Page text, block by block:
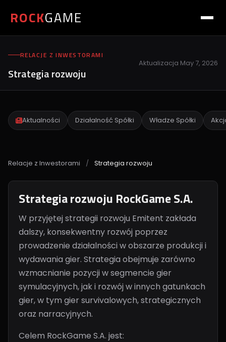
ROCKGAME
RELACJE Z INWESTORAMI
Strategia rozwoju
Aktualizacja May 7, 2026
Aktualności Działalność Spółki Władze Spółki
Relacje z Inwestorami / Strategia rozwoju
Strategia rozwoju RockGame S.A.
W przyjętej strategii rozwoju Emitent zakłada
dalszy, konsekwentny rozwój poprzez
prowadzenie działalności w obszarze produkcji i
wydawania gier. Strategia obejmuje zarówno
wzmacnianie pozycji w segmencie gier
symulacyjnych, jak i rozwój w innych gatunkach
gier, w tym gier survivalowych, strategicznych
oraz narracyjnych.
Celem RockGame S.A. jest: